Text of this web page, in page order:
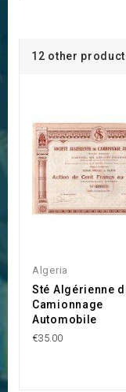
12 other
Algeria
Sté Algérienne
Camionnage
Automobile
€35.00